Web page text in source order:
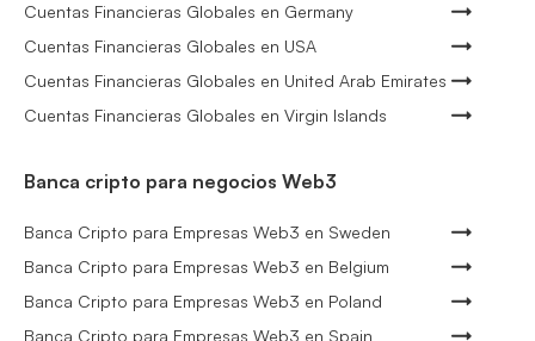
Cuentas Financieras Globales en Germany
Cuentas Financieras Globales en USA
Cuentas Financieras Globales en United Arab Emirates
Cuentas Financieras Globales en Virgin Islands
Banca cripto para negocios Web3
Banca Cripto para Empresas Web3 en Sweden
Banca Cripto para Empresas Web3 en Belgium
Banca Cripto para Empresas Web3 en Poland
Banca Cripto para Empresas Web3 en Spain